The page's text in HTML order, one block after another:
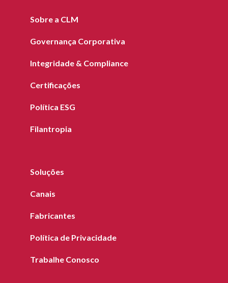
Sobre a CLM
Governança Corporativa
Integridade & Compliance
Certificações
Política ESG
Filantropia
Soluções
Canais
Fabricantes
Política de Privacidade
Trabalhe Conosco